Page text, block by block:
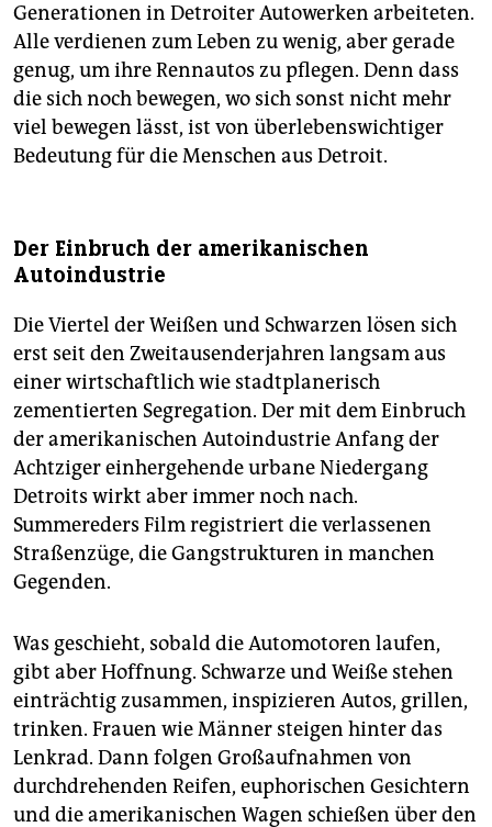
Generationen in Detroiter Autowerken arbeiteten.
Alle verdienen zum Leben zu wenig, aber gerade
genug, um ihre Rennautos zu pflegen. Denn dass
die sich noch bewegen, wo sich sonst nicht mehr
viel bewegen lässt, ist von überlebenswichtiger
Bedeutung für die Menschen aus Detroit.
Der Einbruch der amerikanischen
Autoindustrie
Die Viertel der Weißen und Schwarzen lösen sich
erst seit den Zweitausenderjahren langsam aus
einer wirtschaftlich wie stadtplanerisch
zementierten Segregation. Der mit dem Einbruch
der amerikanischen Autoindustrie Anfang der
Achtziger einhergehende urbane Niedergang
Detroits wirkt aber immer noch nach.
Summereders Film registriert die verlassenen
Straßenzüge, die Gangstrukturen in manchen
Gegenden.
Was geschieht, sobald die Automotoren laufen,
gibt aber Hoffnung. Schwarze und Weiße stehen
einträchtig zusammen, inspizieren Autos, grillen,
trinken. Frauen wie Männer steigen hinter das
Lenkrad. Dann folgen Großaufnahmen von
durchdrehenden Reifen, euphorischen Gesichtern
und die amerikanischen Wagen schießen über den